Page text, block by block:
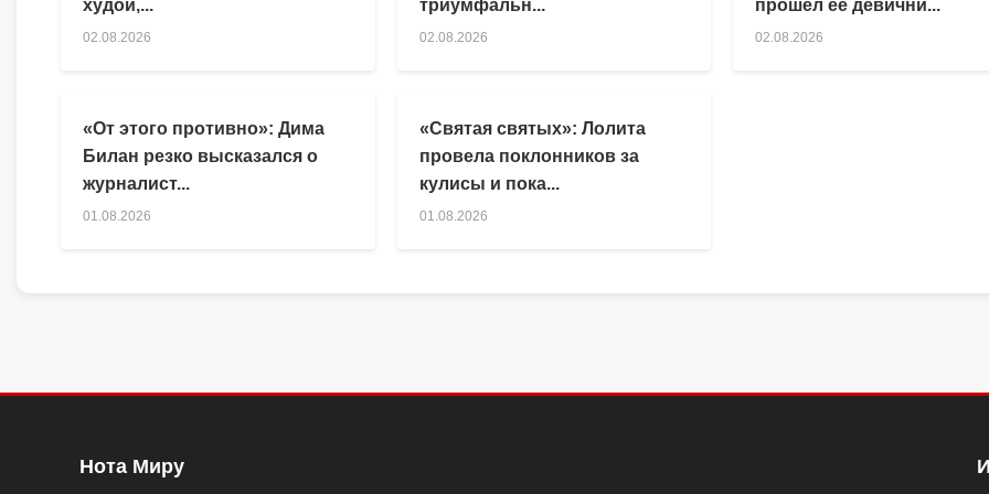
худой,...
02.08.2026
триумфальн...
02.08.2026
прошел ее девични...
02.08.2026
«От этого противно»: Дима
Билан резко высказался о
журналист...
01.08.2026
«Святая святых»: Лолита
провела поклонников за
кулисы и пока...
01.08.2026
Нота Миру